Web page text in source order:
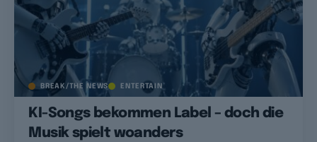
BREAK/THE NEWS ENTERTAIN
KI-Songs bekommen Label – doch die
Musik spielt woanders